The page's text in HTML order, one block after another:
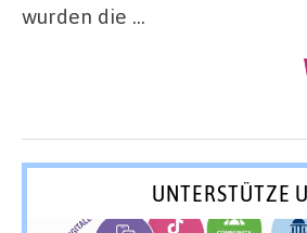
wurden die …
UNTERSTÜTZE